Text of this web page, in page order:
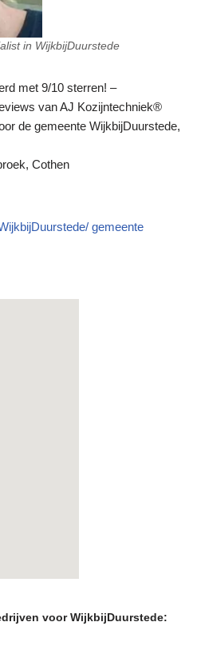
in WijkbijDuurstede
met 9/10 sterren! –
van AJ Kozijntechniek®
de gemeente WijkbijDuurstede,
Cothen
gemeente
voor WijkbijDuurstede: